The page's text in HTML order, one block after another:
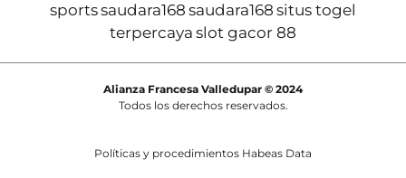
sportssaudara168 saudara168 situs togel
terpercaya slot gacor 88
Alianza Francesa Valledupar © 2024
Todos los derechos reservados.
Políticas y procedimientos Habeas Data